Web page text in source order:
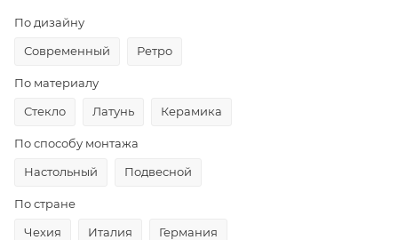
По дизайну
Современный
Ретро
По материалу
Стекло
Латунь Керамика
По способу монтажа
Настольный
Подвесной
По стране
Чехия
Италия Германия